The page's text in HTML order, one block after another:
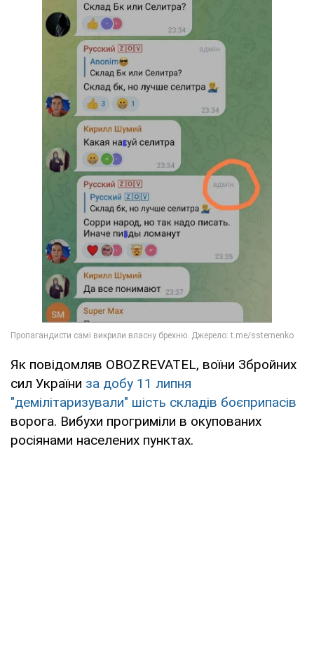
Як повідомляв OBOZREVATEL, воїни Збройних
сил України за добу 11 липня
"демілітаризували" шість складів боєприпасів
ворога. Вибухи прогриміли в окупованих
росіянами населених пунктах.